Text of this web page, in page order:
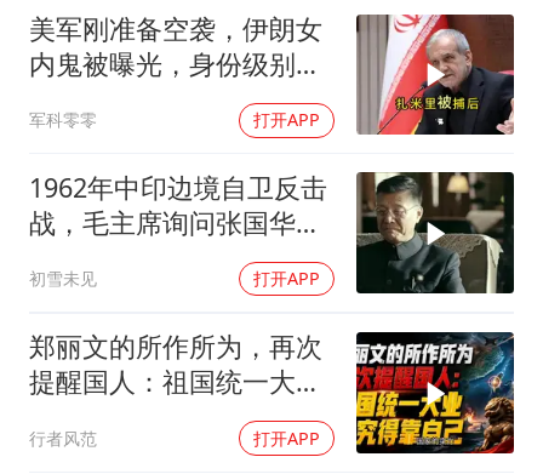
美军刚准备空袭，伊朗女
内鬼被曝光，身份级别很
军科零零 打开APP
1962年中印边境自卫反击
战，毛主席询问张国华能
初雪未见 打开APP
郑丽文的所作所为，再次
提醒国人：祖国统一大
业，终究得靠自己！
行者风范 打开APP